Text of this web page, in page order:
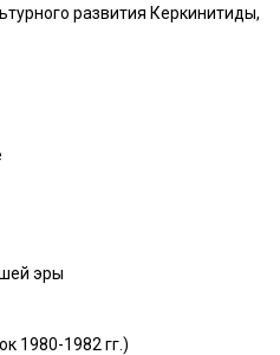
развития Керкинитиды,
эры
1980-1982 гг.)